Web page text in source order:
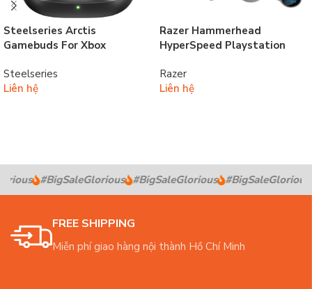
Steelseries Arctis
Gamebuds For Xbox
Steelseries
Liên hệ
Razer Hammerhead
HyperSpeed Playstation
Razer
Liên hệ
#BigSaleGlorious #BigSaleGlorious #BigSaleGlorious
FREE SHIPPING
Miễn phí giao hàng nội thành Hồ Chí Minh